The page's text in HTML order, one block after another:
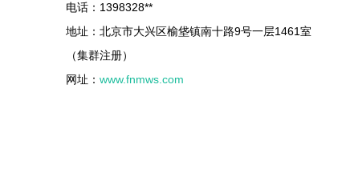
电话：1398328**
地址：北京市大兴区榆垡镇南十路9号一层1461室
（集群注册）
网址： www.fnmws.com